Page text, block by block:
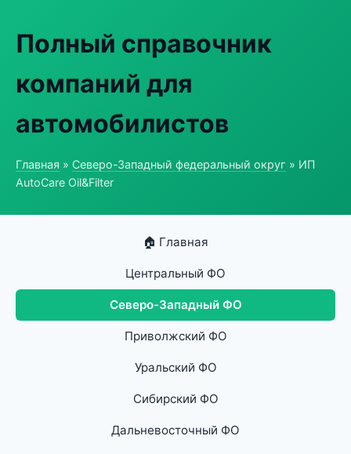
Полный справочник
компаний для
автомобилистов
Главная » Северо-Западный федеральный округ » ИП
AutoCare Oil&Filter
🏠 Главная
Центральный ФО
Северо-Западный ФО
Приволжский ФО
Уральский ФО
Сибирский ФО
Дальневосточный ФО